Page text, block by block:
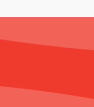
1500 ₽